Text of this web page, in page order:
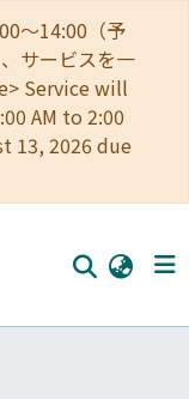
～14:00（予
サービスを一
Service will
AM to 2:00
13, 2026 due